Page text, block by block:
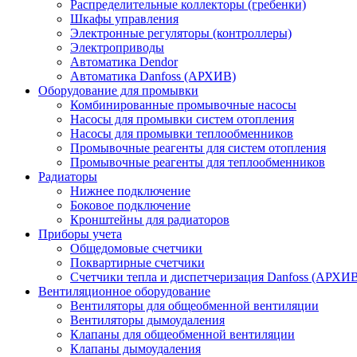
Распределительные коллекторы (гребенки)
Шкафы управления
Электронные регуляторы (контроллеры)
Электроприводы
Автоматика Dendor
Автоматика Danfoss (АРХИВ)
Оборудование для промывки
Комбинированные промывочные насосы
Насосы для промывки систем отопления
Насосы для промывки теплообменников
Промывочные реагенты для систем отопления
Промывочные реагенты для теплообменников
Радиаторы
Нижнее подключение
Боковое подключение
Кронштейны для радиаторов
Приборы учета
Общедомовые счетчики
Поквартирные счетчики
Счетчики тепла и диспетчеризация Danfoss
Вентиляционное оборудование
Вентиляторы для общеобменной вентиляции
Вентиляторы дымоудаления
Клапаны для общеобменной вентиляции
Клапаны дымоудаления